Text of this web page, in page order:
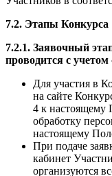
7.2. Этапы Конкурса
7.2.1. Заявочный
проводится с
Для участия в
на сайте
4 к настоящему
обработку
настоящему
При подаче
кабинет
организуются